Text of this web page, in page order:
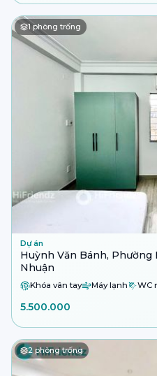
1phòng trống
Dự án
Huỳnh Văn Bánh, Phường
Nhuận
Khóa vân tay Máy lạnh WC
5.500.000
2 phòng trống